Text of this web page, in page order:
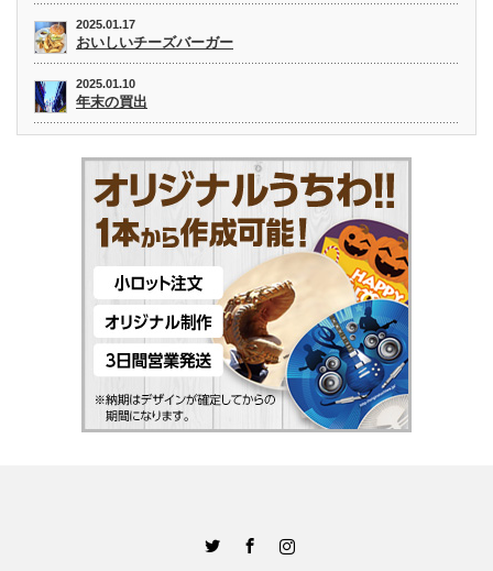
2025.01.17
おいしいチーズバーガー
2025.01.10
年末の買出